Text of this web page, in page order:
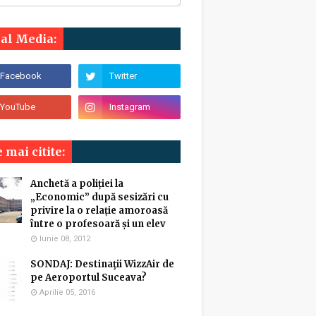
Media:
mai citite:
Anchetă a poliției la
„Economic” după sesizări cu
privire la o relație amoroasă
între o profesoară și un elev
Iunie 08, 2012
SONDAJ: Destinaţii WizzAir de
pe Aeroportul Suceava?
Aprilie 05, 2016